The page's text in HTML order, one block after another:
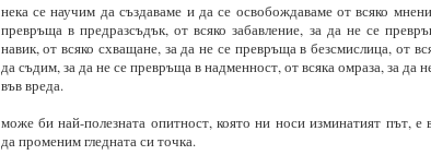
нека се научим да създаваме и да се освобождаваме от всяко
превръща в предразсъдък, от всяко забавление, за да не се
навик, от всяко схващане, за да не се превръща в безсмислица, от
да съдим, за да не се превръща в надменност, от всяка омраза, за да
във вреда.
може би най-полезната опитност, която ни носи изминатият път, е
да променим гледната си точка.